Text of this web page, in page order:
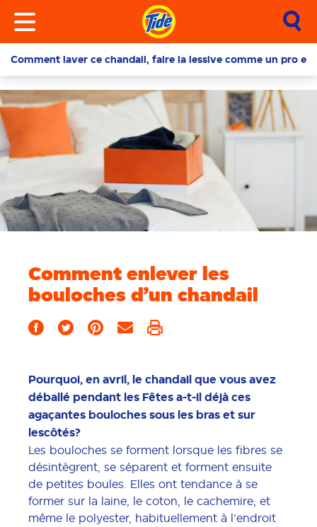
Comment laver ce chandail, faire la lessive comme un pro et
Comment enlever les
bouloches d’un chandail
Pourquoi, en avril, le chandail que vous avez
déballé pendant les Fêtes a-t-il déjà ces
agaçantes bouloches sous les bras et sur
lescôtés?
Les bouloches se forment lorsque les fibres se
désintègrent, se séparent et forment ensuite
de petites boules. Elles ont tendance à se
former sur la laine, le coton, le cachemire, et
même le polyester, habituellement à l’endroit